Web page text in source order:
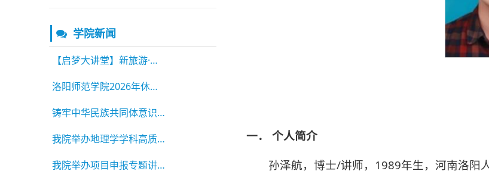
学院新闻
【启梦大讲堂】新旅游·新势力——地理与旅游学
洛阳师范学院2026年休闲农业高素质农民培训二班
铸牢中华民族共同体意识，争做新时代青年践行者
我院举办地理学学科高质量建设研讨会
我院举办项目申报专题讲座，助力科研能力提质增
一． 个人简介
孙泽航，博士/讲师，1989年生，河南洛阳